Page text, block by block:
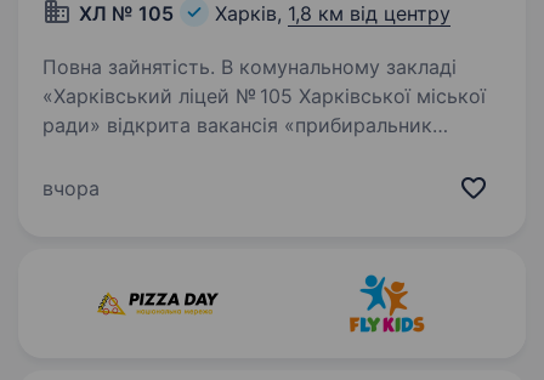
ХЛ № 105
Харків, 1,8 км від центру
Повна зайнятість. В комунальному закладі
«Харківський ліцей № 105 Харківської міської
ради» відкрита вакансія «прибиральник
офіційне працевлаштування; робочий день: І
вчора